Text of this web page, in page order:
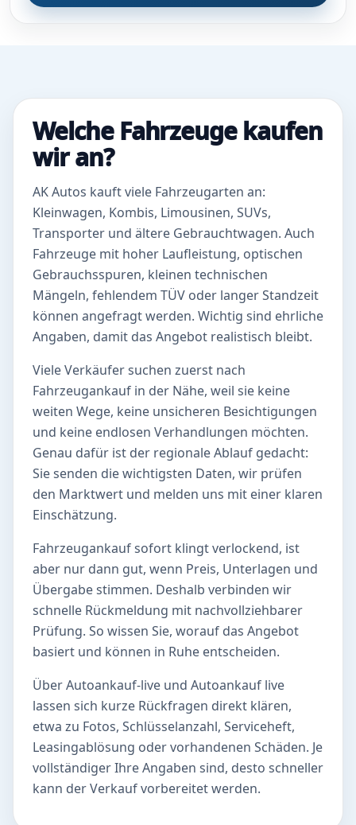
Welche Fahrzeuge kaufen
wir an?
AK Autos kauft viele Fahrzeugarten an:
Kleinwagen, Kombis, Limousinen, SUVs,
Transporter und ältere Gebrauchtwagen. Auch
Fahrzeuge mit hoher Laufleistung, optischen
Gebrauchsspuren, kleinen technischen
Mängeln, fehlendem TÜV oder langer Standzeit
können angefragt werden. Wichtig sind ehrliche
Angaben, damit das Angebot realistisch bleibt.
Viele Verkäufer suchen zuerst nach
Fahrzeugankauf in der Nähe, weil sie keine
weiten Wege, keine unsicheren Besichtigungen
und keine endlosen Verhandlungen möchten.
Genau dafür ist der regionale Ablauf gedacht:
Sie senden die wichtigsten Daten, wir prüfen
den Marktwert und melden uns mit einer klaren
Einschätzung.
Fahrzeugankauf sofort klingt verlockend, ist
aber nur dann gut, wenn Preis, Unterlagen und
Übergabe stimmen. Deshalb verbinden wir
schnelle Rückmeldung mit nachvollziehbarer
Prüfung. So wissen Sie, worauf das Angebot
basiert und können in Ruhe entscheiden.
Über Autoankauf-live und Autoankauf live
lassen sich kurze Rückfragen direkt klären,
etwa zu Fotos, Schlüsselanzahl, Serviceheft,
Leasingablösung oder vorhandenen Schäden. Je
vollständiger Ihre Angaben sind, desto schneller
kann der Verkauf vorbereitet werden.